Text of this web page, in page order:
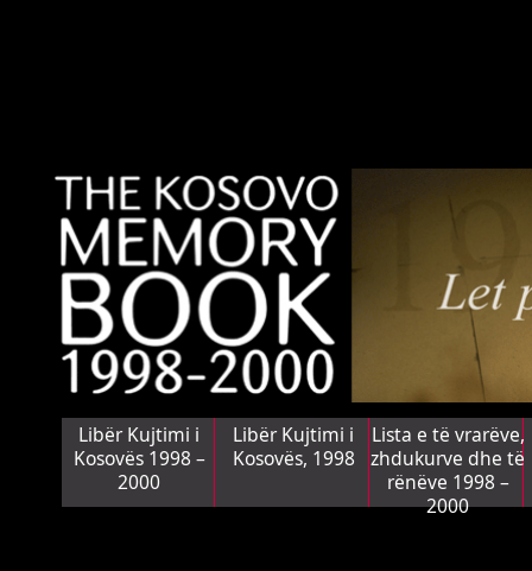
Libër Kujtimi i
Kosovës 1998 –
2000
Libër Kujtimi i
Kosovës, 1998
Lista e të vrarëve,
zhdukurve dhe të
rënëve 1998 –
2000